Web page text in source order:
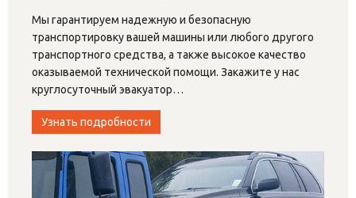
Мы гарантируем надежную и безопасную
транспортировку вашей машины или любого другого
транспортного средства, а также высокое качество
оказываемой технической помощи. Закажите у нас
круглосуточный эвакуатор…
Узнать подробности